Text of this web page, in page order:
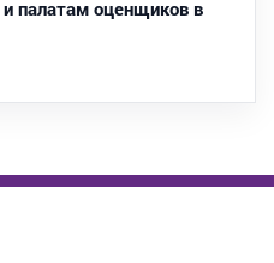
палатам оценщиков в